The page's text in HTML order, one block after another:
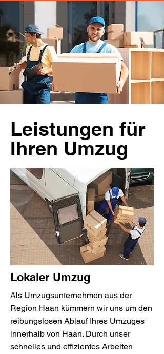
Leistungen für
Ihren Umzug
Lokaler Umzug
Als Umzugsunternehmen aus der
Region Haan kümmern wir uns um den
reibungslosen Ablauf Ihres Umzuges
innerhalb von Haan. Durch unser
schnelles und effizientes Arbeiten